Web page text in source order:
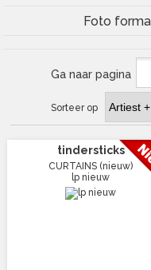
Foto
Ga naar pagina
Sorteer op
tindersticks
CURTAINS (nieuw)
lp nieuw